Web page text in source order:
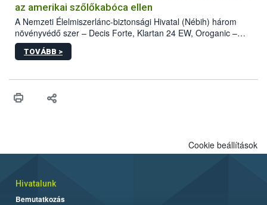
az amerikai szőlőkabóca ellen
A Nemzeti Élelmiszerlánc-biztonsági Hivatal (Nébih) három
növényvédő szer – Decis Forte, Klartan 24 EW, Oroganic –
engedélyokiratát módosította, így azok a szüretet követően,
egészen a vesszőérettség (BBCH 91) stádiumáig
érésű szőlőkben is legyen lehetőség a károsító elleni további
felhasználók számára is elérhető és ökológiai termesztésben is
TOVÁBB >
Cookie beállítások
Hivatalunk
Bemutatkozás